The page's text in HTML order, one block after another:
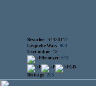
Besucher: 44430112
Gespielte Wars: 803
User online: 18
Benutzer: 618
GB-
Beiträge: 285